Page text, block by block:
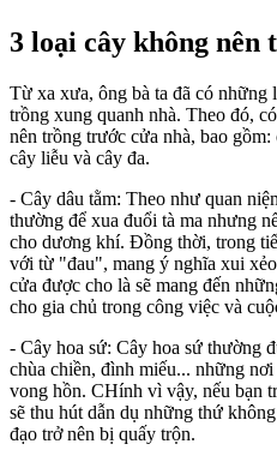
3 loại cây không
Từ xa xưa, ông bà ta đã có
trồng xung quanh nhà. Theo đó,
nên trồng trước cửa nhà, bao
cây liễu và cây đa.
- Cây dâu tằm: Theo như quan
thường để xua đuổi tà ma nhưng
cho dương khí. Đồng thời, trong
với từ "đau", mang ý nghĩa xui
cửa được cho là sẽ mang đến
cho gia chủ trong công việc và
- Cây hoa sứ: Cây hoa sứ thường
chùa chiền, đình miếu... những
vong hồn. CHính vì vậy, nếu bạn
sẽ thu hút dẫn dụ những thứ
đạo trở nên bị quấy trộn.